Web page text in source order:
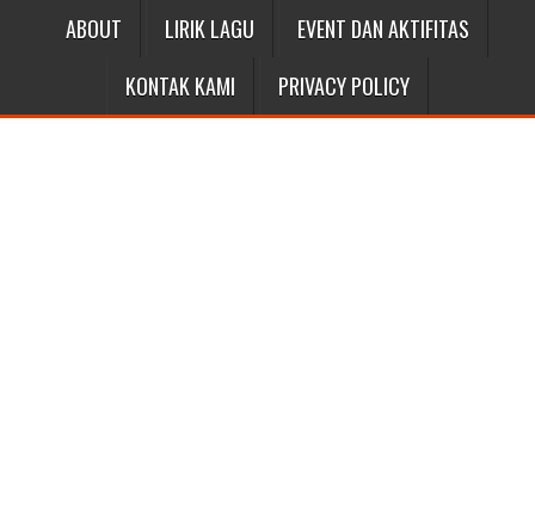
ABOUT LIRIK LAGU
EVENT DAN AKTIFITAS
KONTAK KAMI
PRIVACY POLICY